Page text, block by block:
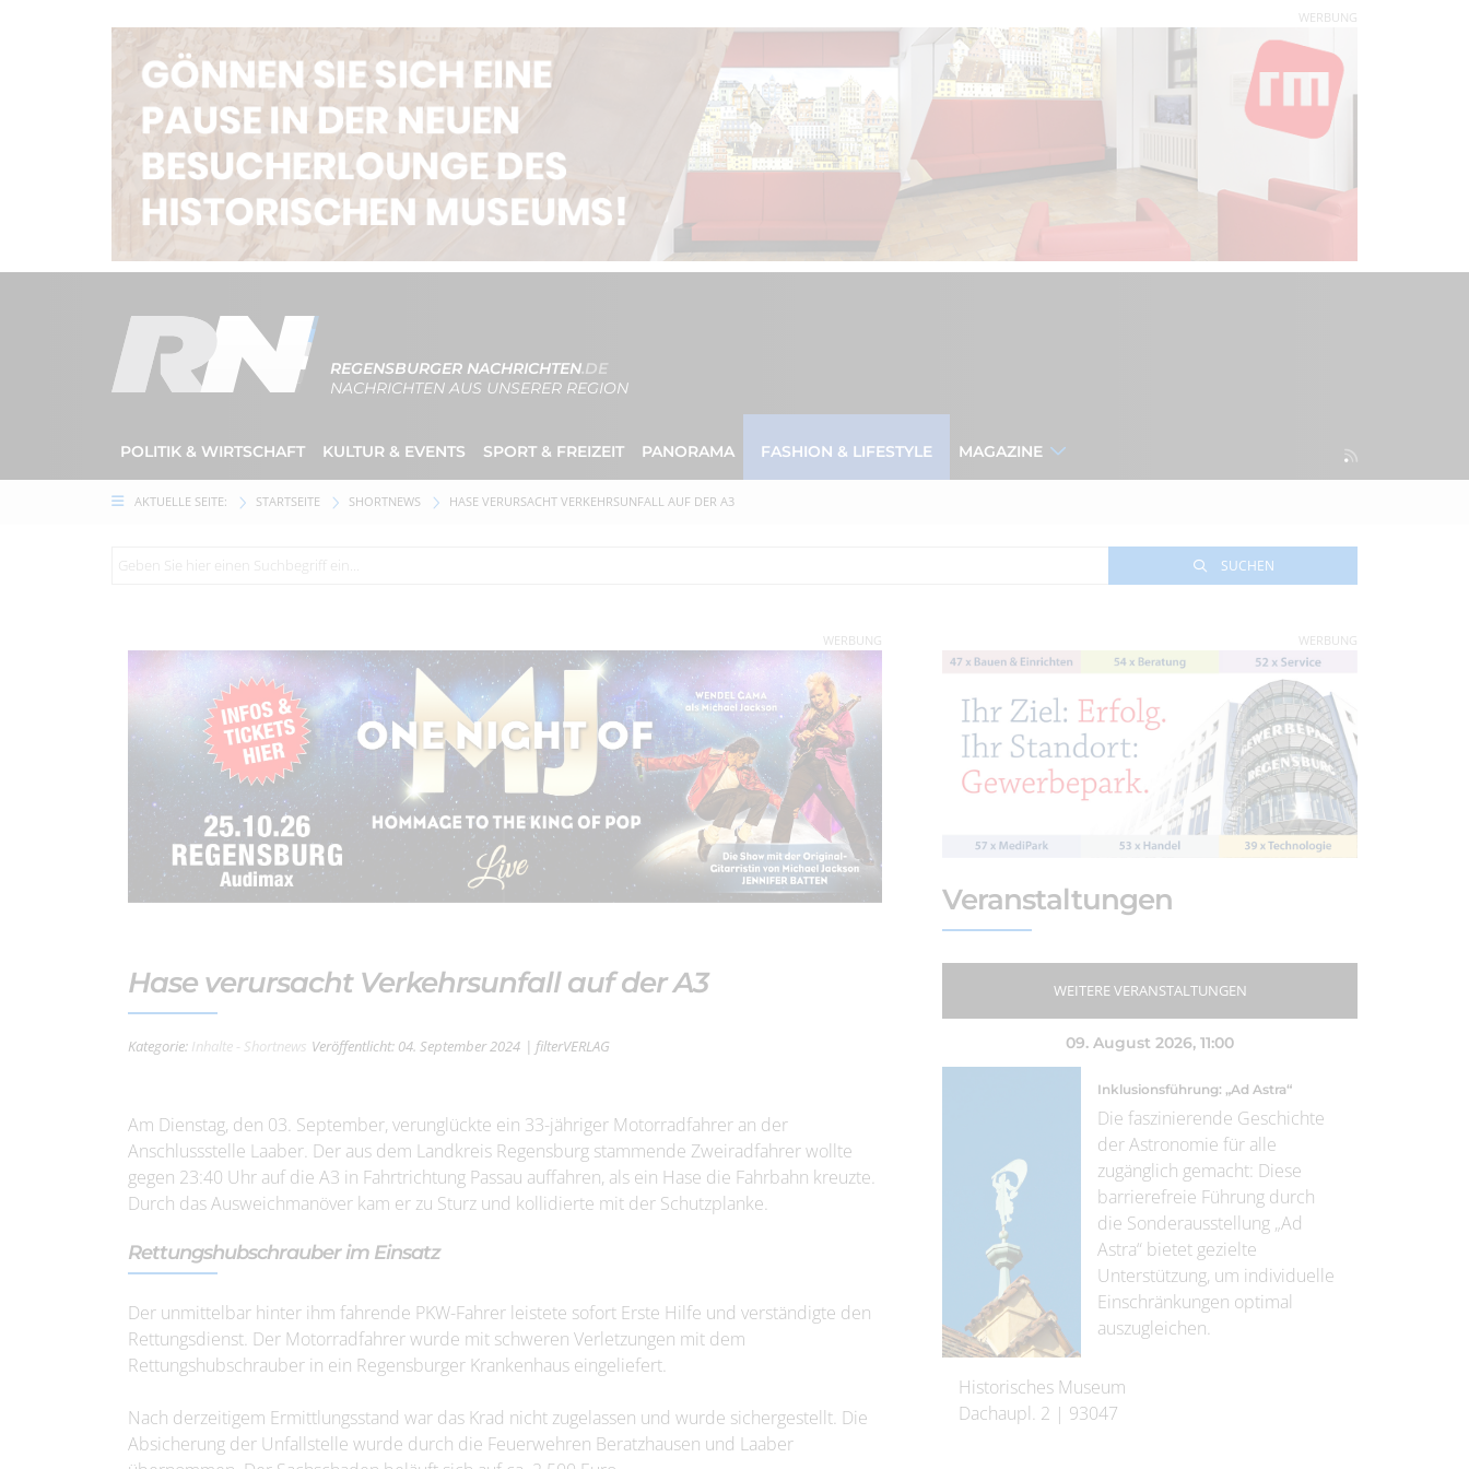
WERBUNG
REGENSBURGER NACHRICHTEN.DE
NACHRICHTEN AUS UNSERER REGION
POLITIK & WIRTSCHAFT KULTUR & EVENTS SPORT & FREIZEIT PANORAMA FASHION & LIFESTYLE MAGAZINE
AKTUELLE SEITE: STARTSEITE SHORTNEWS HASE VERURSACHT VERKEHRSUNFALL AUF DER A3
SUCHEN
WERBUNG
Hase verursacht Verkehrsunfall auf der A3
Kategorie: Inhalte - Shortnews Veröffentlicht: 04. September 2024 | filterVERLAG
Am Dienstag, den 03. September, verunglückte ein 33-jähriger Motorradfahrer an der
Anschlussstelle Laaber. Der aus dem Landkreis Regensburg stammende Zweiradfahrer wollte
gegen 23:40 Uhr auf die A3 in Fahrtrichtung Passau auffahren, als ein Hase die Fahrbahn kreuzte.
Durch das Ausweichmanöver kam er zu Sturz und kollidierte mit der Schutzplanke.
Rettungshubschrauber im Einsatz
Der unmittelbar hinter ihm fahrende PKW-Fahrer leistete sofort Erste Hilfe und verständigte den
Rettungsdienst. Der Motorradfahrer wurde mit schweren Verletzungen mit dem
Rettungshubschrauber in ein Regensburger Krankenhaus eingeliefert.
Nach derzeitigem Ermittlungsstand war das Krad nicht zugelassen und wurde sichergestellt. Die
Absicherung der Unfallstelle wurde durch die Feuerwehren Beratzhausen und Laaber
WERBUNG
Veranstaltungen
WEITERE VERANSTALTUNGEN
09. August 2026, 11:00
Inklusionsführung: „Ad Astra“
Die faszinierende Geschichte
der Astronomie für alle
zugänglich gemacht: Diese
barrierefreie Führung durch
die Sonderausstellung „Ad
Astra“ bietet gezielte
Unterstützung, um individuelle
Einschränkungen optimal
auszugleichen.
Historisches Museum
Dachaupl. 2 | 93047